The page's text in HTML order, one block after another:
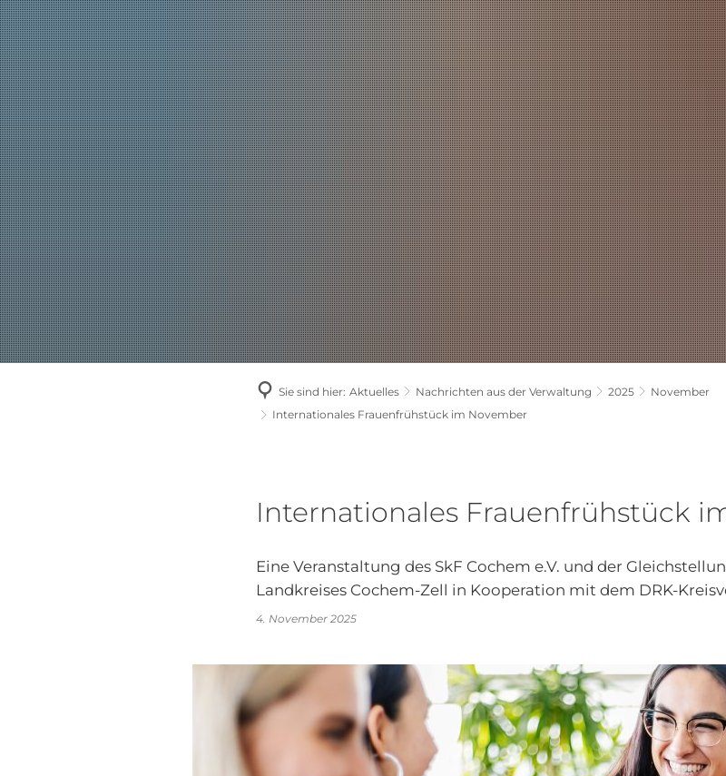
AKTUELLES LANDKREIS POLITIK VERWALTUNG
Sie sind hier: Aktuelles Nachrichten aus der Verwaltung 2025
November
Internationales Frauenfrühstück im November
Internationales Frauenfrühstück
Eine Veranstaltung des SkF Cochem e.V. und der
Landkreises Cochem-Zell in Kooperation mit dem DRK-
4. November 2025